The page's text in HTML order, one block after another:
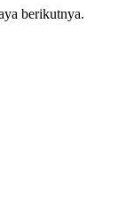
berikutnya.